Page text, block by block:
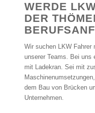
WERDE
DER
Wir suchen LKW Fahrer
unserer Teams. Bei uns
mit Ladekran. Sei mit
dem Bau von Brücken
Unternehmen.